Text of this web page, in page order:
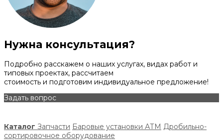
Нужна консультация?
Подробно расскажем о наших услугах, видах работ и
типовых проектах, рассчитаем
стоимость и подготовим индивидуальное предложение!
Задать вопрос
Каталог Запчасти Баровые установки АТМ Дробильно-
сортировочное оборудование